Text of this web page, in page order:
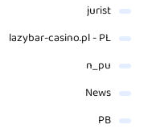
jurist
lazybar-casino.pl - PL
n_pu
News
PB